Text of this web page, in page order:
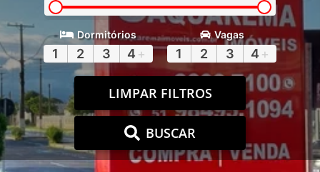
Dormitórios
1 2 3 4 +
Vagas
1 2 3 4 +
LIMPAR FILTROS
BUSCAR